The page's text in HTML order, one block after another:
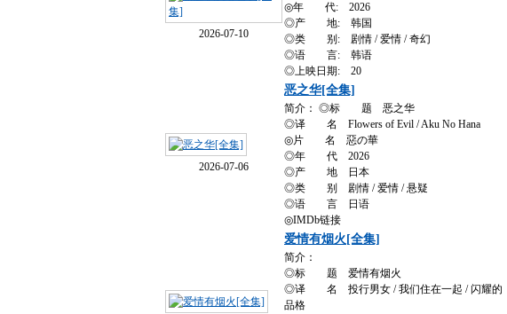
2026-07-10
◎年 代: 2026
◎产 地: 韩国
◎类 别: 剧情 / 爱情 / 奇幻
◎语 言: 韩语
◎上映日期: 20
2026-07-06
恶之华[全集]
简介： ◎标 题 恶之华
◎译 名 Flowers of Evil / Aku No Hana
◎片 名 惡の華
◎年 代 2026
◎产 地 日本
◎类 别 剧情 / 爱情 / 悬疑
◎语 言 日语
◎IMDb链接
爱情有烟火[全集]
简介：
◎标 题 爱情有烟火
◎译 名 投行男女 / 我们住在一起 / 闪耀的
品格